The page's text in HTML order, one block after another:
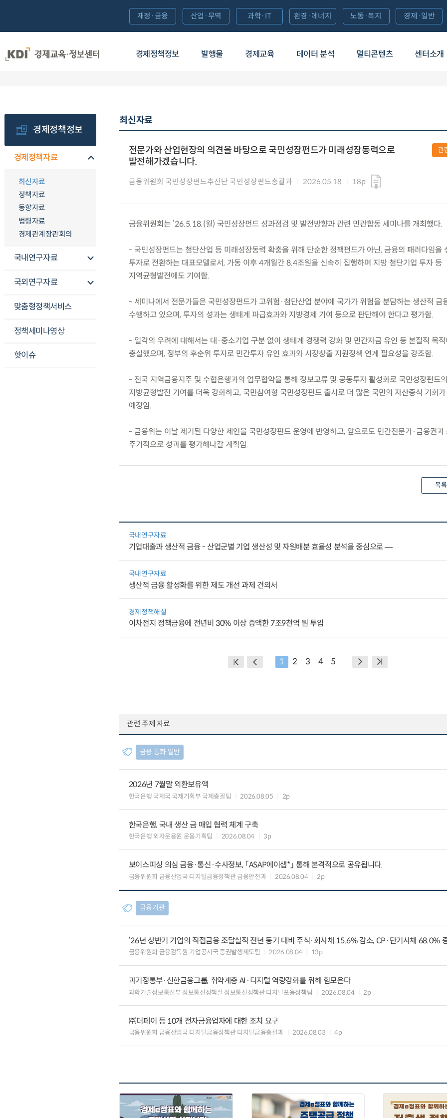
경제정책정보 발행물 경제교육 데이터 분석 멀티콘텐츠 센터소개
재정·금융 산업·무역 과학·IT 환경·에너지 노동·복지 경제·일반
경제정책정보
경제정책자료
최신자료
정책자료
동향자료
법령자료
경제관계장관회의
국내연구자료
국외연구자료
맞춤형정책서비스
정책세미나영상
핫이슈
최신자료
전문가와 산업현장의 의견을 바탕으로 국민성장펀드가 미래성장동력으로
발전해가겠습니다.
금융위원회 국민성장펀드추진단 국민성장펀드총괄과 2026.05.18 18p
관
금융위원회는 ’26.5.18.(월) 국민성장펀드 성과점검 및 발전방향과 관련 민관합동 세미나를 개최했다.
- 국민성장펀드는 첨단산업 등 미래성장동력 확충을 위해 단순한 정책펀드가 아닌, 금융의 패러다임을
투자로 전환하는 대표모델로서, 가동 이후 4개월간 8.4조원을 신속히 집행하며 지방 첨단기업 투자 등
지역균형발전에도 기여함.
- 세미나에서 전문가들은 국민성장펀드가 고위험·첨단산업 분야에 국가가 위험을 분담하는 생산적 금
수행하고 있으며, 투자의 성과는 생태계 파급효과와 지방경제 기여 등으로 판단해야 한다고 평가함.
- 일각의 우려에 대해서는 대·중소기업 구분 없이 생태계 경쟁력 강화 및 민간자금 유인 등 본질적 목적
충실했으며, 정부의 후순위 투자로 민간투자 유인 효과와 시장창출 지원정책 연계 필요성을 강조함.
- 전국 지역금융지주 및 수협은행과의 업무협약을 통해 정보교류 및 공동투자 활성화로 국민성장펀드의
지방균형발전 기여를 더욱 강화하고, 국민참여형 국민성장펀드 출시로 더 많은 국민의 자산증식 기회
예정임.
- 금융위는 이날 제기된 다양한 제언을 국민성장펀드 운영에 반영하고, 앞으로도 민간전문가·금융권과
주기적으로 성과를 평가해나갈 계획임.
목
국내연구자료
기업대출과 생산적 금융 - 산업군별 기업 생산성 및 자원배분 효율성 분석을 중심으로 ―
국내연구자료
생산적 금융 활성화를 위한 제도 개선 과제 건의서
경제정책해설
이차전지 정책금융에 전년비 30% 이상 증액한 7조9천억 원 투입
1 2 3 4 5
관련 주제 자료
금융.통화 일반
2026년 7월말 외환보유액
한국은행 국제국 국제기획부 국제총괄팀 2026.08.05 2p
한국은행, 국내 생산 금 매입 협력 체계 구축
한국은행 외자운용원 운용기획팀 2026.08.04 3p
보이스피싱 의심 금융·통신·수사정보, 「ASAP에이샙*」 통해 본격적으로 공유됩니다.
금융위원회 금융산업국 디지털금융정책관 금융안전과 2026.08.04 2p
금융기관
‘26년 상반기 기업의 직접금융 조달실적 전년 동기 대비 주식·회사채 15.6% 감소, CP·단기사채 68.0%
금융위원회 금융감독원 기업공시국 증권발행제도팀 2026.08.04 13p
과기정통부·신한금융그룹, 취약계층 AI·디지털 역량강화를 위해 힘모은다
과학기술정보통신부 정보통신정책실 정보통신정책관 디지털포용정책팀 2026.08.04 2p
㈜더페이 등 10개 전자금융업자에 대한 조치 요구
금융위원회 금융산업국 디지털금융정책관 디지털금융총괄과 2026.08.03 4p